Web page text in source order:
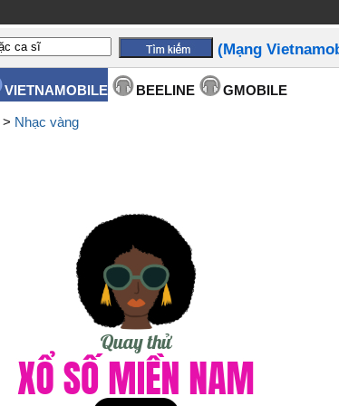
(Mạng
VIETNAMOBILE BEELINE GMOBILE
> Nhạc vàng